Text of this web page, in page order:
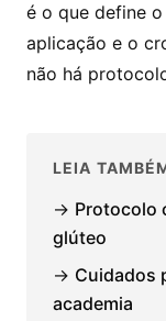
é o que define
aplicação e o
não há
LEIA
→ Protocolo
glúteo
→ Cuidados
academia